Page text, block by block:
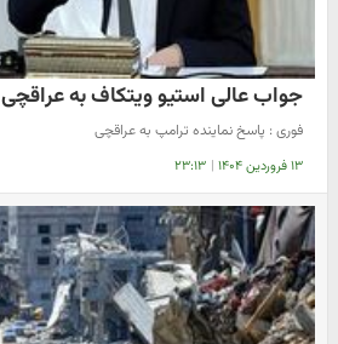
جواب عالی استیو ویتکاف به عراقچی
فوری : پاسخ نماینده ترامپ به عراقچی
۱۳ فروردین ۱۴۰۴ | ۲۳:۱۳